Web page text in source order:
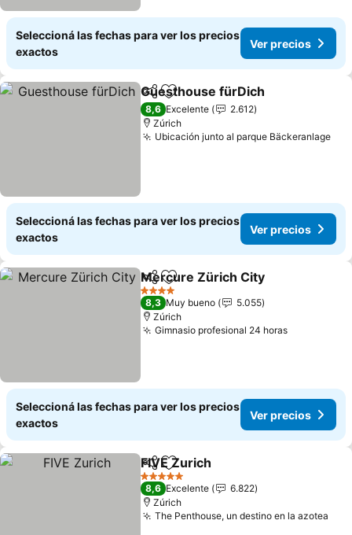
Seleccioná las fechas para ver los precios
exactos
Ver precios
CompartirAñadir a favoritos
Guesthouse fürDich
8,6 Excelente
2.612
Zúrich
Ubicación junto al parque Bäckeranlage
Seleccioná las fechas para ver los precios
exactos
Ver precios
CompartirAñadir a favoritos
Mercure Zürich City
4 Estrellas
8,3 Muy bueno
5.055
Zúrich
Gimnasio profesional 24 horasVer
Seleccioná las fechas para ver los precios
exactos
Ver precios
CompartirAñadir a favoritos
FIVE Zurich
5 Estrellas
8,6 Excelente
6.822
Zúrich
The Penthouse, un destino en la azotea